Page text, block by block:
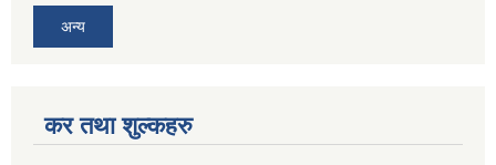
अन्य
कर तथा शुल्कहरु